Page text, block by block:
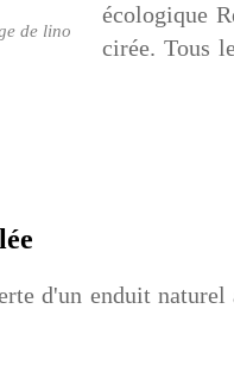
de lino
écologique
cirée. Tous
d'un enduit naturel